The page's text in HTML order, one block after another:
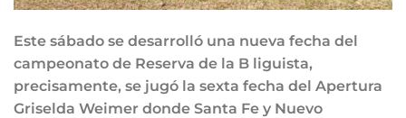
Este sábado se desarrolló una nueva fecha del
campeonato de Reserva de la B liguista,
precisamente, se jugó la sexta fecha del Apertura
Griselda Weimer donde Santa Fe y Nuevo